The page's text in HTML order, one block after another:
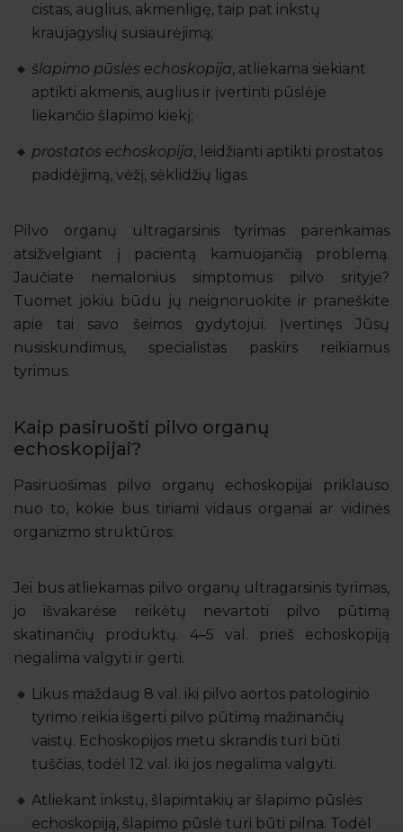
cistas, auglius, akmenligę, taip pat inkstų
kraujagyslių susiaurėjimą;
šlapimo pūslės echoskopija, atliekama siekiant
aptikti akmenis, auglius ir įvertinti pūslėje
liekančio šlapimo kiekį;
prostatos echoskopija, leidžianti aptikti prostatos
padidėjimą, vėžį, sėklidžių ligas.
Pilvo organų ultragarsinis tyrimas parenkamas
atsižvelgiant į pacientą kamuojančią problemą.
Jaučiate nemalonius simptomus pilvo srityje?
Tuomet jokiu būdu jų neignoruokite ir praneškite
apie tai savo šeimos gydytojui. Įvertinęs Jūsų
nusiskundimus, specialistas paskirs reikiamus
tyrimus.
Kaip pasiruošti pilvo organų
echoskopijai?
Pasiruošimas pilvo organų echoskopijai priklauso
nuo to, kokie bus tiriami vidaus organai ar vidinės
organizmo struktūros:
Jei bus atliekamas pilvo organų ultragarsinis tyrimas,
jo išvakarėse reikėtų nevartoti pilvo pūtimą
skatinančių produktų. 4–5 val. prieš echoskopiją
negalima valgyti ir gerti.
Likus maždaug 8 val. iki pilvo aortos patologinio
tyrimo reikia išgerti pilvo pūtimą mažinančių
vaistų. Echoskopijos metu skrandis turi būti
tuščias, todėl 12 val. iki jos negalima valgyti.
Atliekant inkstų, šlapimtakių ar šlapimo pūslės
echoskopiją, šlapimo pūslė turi būti pilna. Todėl